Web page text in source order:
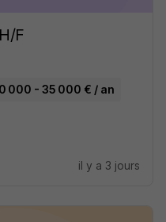
F
000 - 35 000 € / an
il y a 3 jours